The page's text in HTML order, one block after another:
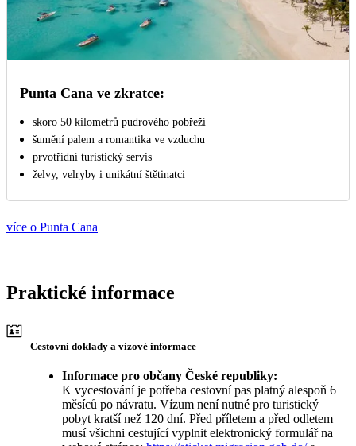
Punta Cana ve zkratce:
skoro 50 kilometrů pudrového pobřeží
šumění palem a romantika ve vzduchu
prvotřídní turistický servis
želvy, velryby i unikátní štětinatci
více o Punta Cana
Praktické informace
Cestovní doklady a vízové informace
Informace pro občany České republiky:
K vycestování je potřeba cestovní pas platný alespoň 6
měsíců po návratu. Vízum není nutné pro turistický
pobyt kratší než 120 dní. Před příletem a před odletem
musí všichni cestující vyplnit elektronický formulář na